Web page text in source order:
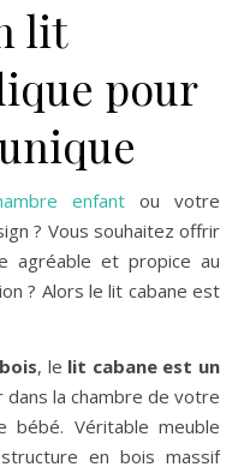
lit
pour
enfant ou votre
? Vous souhaitez offrir
agréable et propice au
? Alors le lit cabane est
, le lit cabane est un
dans la chambre de votre
Véritable meuble
en bois massif